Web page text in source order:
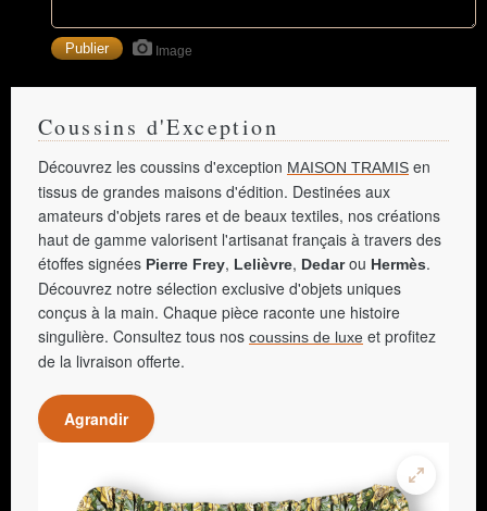
Image
Coussins d'Exception
Découvrez les coussins d'exception MAISON TRAMIS en
tissus de grandes maisons d'édition. Destinées aux
amateurs d'objets rares et de beaux textiles, nos créations
haut de gamme valorisent l'artisanat français à travers des
étoffes signées Pierre Frey, Lelièvre, Dedarou Hermès.
Découvrez notre sélection exclusive d'objets uniques
conçus à la main. Chaque pièce raconte une histoire
singulière. Consultez tous nos coussins de luxe et profitez
de la livraison offerte.
Agrandir